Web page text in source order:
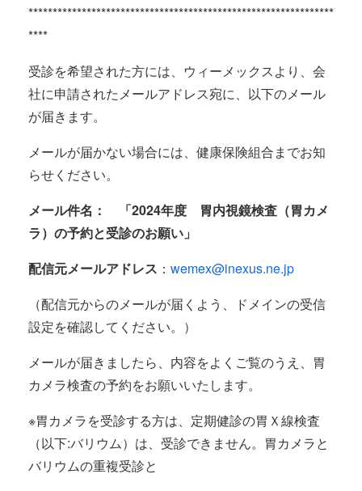
***************************************************************
****
受診を希望された方には、ウィーメックスより、会
社に申請されたメールアドレス宛に、以下のメール
が届きます。
メールが届かない場合には、健康保険組合までお知
らせください。
メール件名： 「2024年度 胃内視鏡検査（胃カメ
ラ）の予約と受診のお願い」
配信元メールアドレス ： wemex@inexus.ne.jp
（配信元からのメールが届くよう、ドメインの受信
設定を確認してください。）
メールが届きましたら、内容をよくご覧のうえ、胃
カメラ検査の予約をお願いいたします。
※胃カメラを受診する方は、定期健診の胃Ｘ線検査
（以下:バリウム）は、受診できません。胃カメラと
バリウムの重複受診と